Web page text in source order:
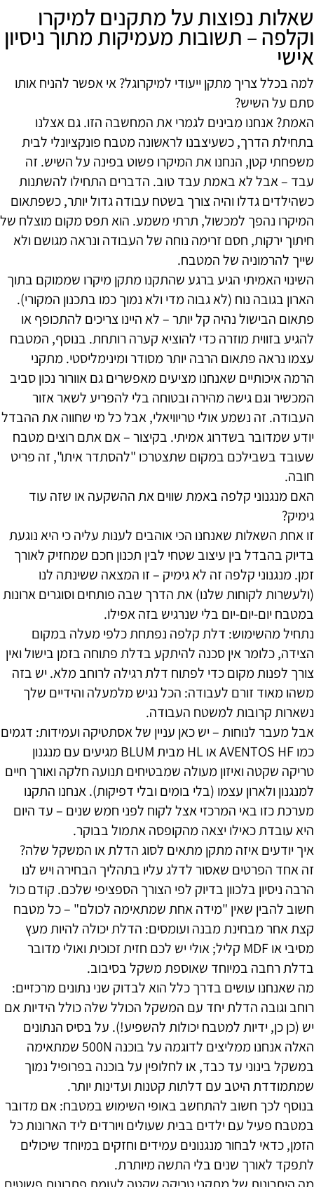
שאלות נפוצות על מתקנים למיקרו
וקלפה – תשובות מעמיקות מתוך ניסיון
אישי
למה בכלל צריך מתקן ייעודי למיקרוגל? אי אפשר להניח אותו
סתם על השיש?
האמת? אנחנו מבינים לגמרי את המחשבה הזו. גם אצלנו
בתחילת הדרך, כשעיצבנו לראשונה מטבח פונקציונלי לבית
משפחתי קטן, הנחנו את המיקרו פשוט בפינה על השיש. זה
עבד – אבל לא באמת עבד טוב. הדברים התחילו להשתנות
כשהילדים גדלו והיה צורך בשטח עבודה גדול יותר, כשפתאום
המיקרו נהפך למכשול, תרתי משמע. הוא תפס מקום מוצלח של
חיתוך ירקות, חסם זרימה נוחה של העבודה ונראה מגושם ולא
שייך להרמוניה של המטבח.
השינוי האמיתי הגיע ברגע שהתקנו מתקן מיקרו שממוקם בתוך
הארון בגובה נוח (לא גבוה מדי ולא נמוך כמו בתכנון המקורי).
פתאום הבישול נהיה קל יותר – לא היינו צריכים להתכופף או
להגיע בזווית מוזרה כדי להוציא קערה רותחת. בנוסף, המטבח
עצמו נראה פתאום הרבה יותר מסודר ומינימליסטי. מתקני
הרמה איכותיים שאנחנו מציעים מאפשרים גם אוורור נכון סביב
המכשיר וגם גישה מהירה ובטוחה בלי להפריע לשאר אזור
העבודה. זה נשמע אולי טריוויאלי, אבל כל מי שחווה את ההבדל
יודע שמדובר בשדרוג אמיתי. בקיצור – אם אתם רוצים מטבח
שעובד בשבילכם במקום שתצטרכו "להסתדר איתו", זה פריט
חובה.
האם מנגנוני קלפה באמת שווים את ההשקעה או שזה עוד
גימיק?
זו אחת השאלות שאנחנו הכי אוהבים לענות עליה כי היא נוגעת
בדיוק בהבדל בין עיצוב שטחי לבין תכנון חכם שמחזיק לאורך
זמן. מנגנוני קלפה זה לא גימיק – זו המצאה ששינתה לנו
(ולעשרות לקוחות שלנו) את הדרך שבה פותחים וסוגרים ארונות
במטבח יום-יום-יום בלי שנרגיש בזה אפילו.
נתחיל מהשימוש: דלת קלפה נפתחת כלפי מעלה במקום
הצידה, כלומר אין סכנה להיתקע בדלת פתוחה בזמן בישול ואין
צורך לפנות מקום כדי לפתוח דלת רגילה לרוחב מלא. יש בזה
משהו מאוד זורם לעבודה: הכל נגיש מלמעלה והידיים שלך
נשארות קרובות למשטח העבודה.
אבל מעבר לנוחות – יש כאן עניין של אסתטיקה ועמידות: דגמים
כמו AVENTOS HF או HL מבית BLUM מגיעים עם מנגנון
טריקה שקטה ואיזון מעולה שמבטיחים תנועה חלקה ואורך חיים
למנגנון ולארון עצמו (בלי בומים ובלי דפיקות). אנחנו התקנו
מערכת כזו באי המרכזי אצל לקוח לפני חמש שנים – עד היום
היא עובדת כאילו יצאה מהקופסה אתמול בבוקר.
איך יודעים איזה מתקן מתאים לסוג הדלת או המשקל שלה?
זה אחד הפרטים שאסור לדלג עליו בתהליך הבחירה ויש לנו
הרבה ניסיון בלכוון בדיוק לפי הצורך הספציפי שלכם. קודם כול
חשוב להבין שאין "מידה אחת שמתאימה לכולם" – כל מטבח
קצת אחר מבחינת מבנה ועומסים: הדלת יכולה להיות מעץ
מסיבי או MDF קליל; אולי יש לכם חזית זכוכית ואולי מדובר
בדלת רחבה במיוחד שאוספת משקל בסיבוב.
מה שאנחנו עושים בדרך כלל הוא לבדוק שני נתונים מרכזיים:
רוחב וגובה הדלת יחד עם המשקל הכולל שלה כולל הידיות אם
יש (כן כן, ידיות למטבח יכולות להשפיע!). על בסיס הנתונים
האלה אנחנו ממליצים לדוגמה על בוכנה 500N שמתאימה
במשקל בינוני עד כבד, או לחלופין על בוכנה בפרופיל נמוך
שמתמודדת היטב עם דלתות קטנות ועדינות יותר.
בנוסף לכך חשוב להתחשב באופי השימוש במטבח: אם מדובר
במטבח פעיל עם ילדים בבית שעולים ויורדים ליד הארונות כל
הזמן, כדאי לבחור מנגנונים עמידים וחזקים במיוחד שיכולים
לתפקד לאורך שנים בלי התשה מיותרת.